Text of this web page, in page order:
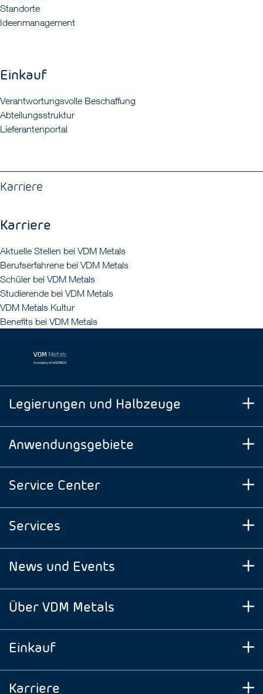
Standorte
Ideenmanagement
Einkauf
Verantwortungsvolle Beschaffung
Abteilungsstruktur
Lieferantenportal
Karriere
Karriere
Aktuelle Stellen bei VDM Metals
Berufserfahrene bei VDM Metals
Schüler bei VDM Metals
Studierende bei VDM Metals
VDM Metals Kultur
Benefits bei VDM Metals
Legierungen und Halbzeuge
Anwendungsgebiete
Service Center
Services
News und Events
Über VDM Metals
Einkauf
Karriere